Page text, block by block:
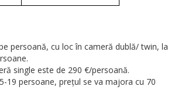
persoană, cu loc în cameră dublă/ twin, la
single este de 290 €/persoană.
19 persoane, prețul se va majora cu 70